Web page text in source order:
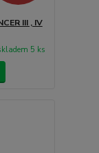
III , IV
5 ks